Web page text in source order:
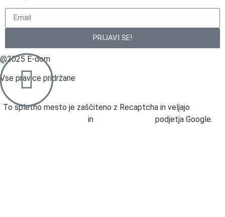
PRIJAVI SE!
@2025 E-dom
Vse pravice pridržane
To spletno mesto je zaščiteno z Recaptcha in veljajo
in podjetja Google.